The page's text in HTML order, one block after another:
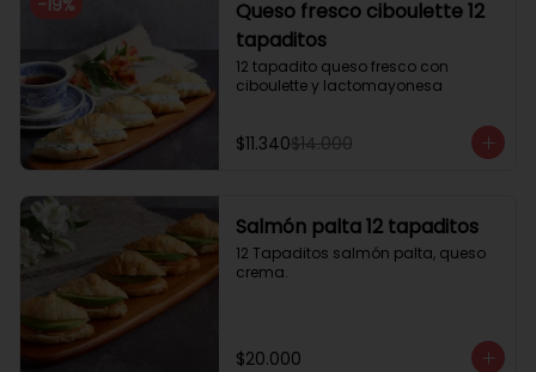
-19%
Queso fresco ciboulette 12
tapaditos
12 tapadito queso fresco con
ciboulette y lactomayonesa
$11.340$14.000
Salmón palta 12 tapaditos
12 Tapaditos salmón palta, queso
crema.
$20.000